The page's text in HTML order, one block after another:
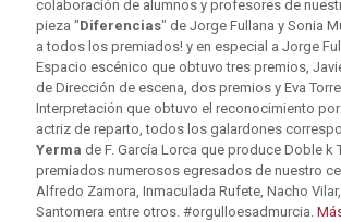
colaboración de alumnos y profesores de
pieza "Diferencias" de Jorge Fullana y Sonia
a todos los premiados! y en especial a Jorge
Espacio escénico que obtuvo tres premios,
de Dirección de escena, dos premios y Eva
Interpretación que obtuvo el reconocimiento
actriz de reparto, todos los galardones
Yerma de F. García Lorca que produce Doble k
premiados numerosos egresados de nuestro
Alfredo Zamora, Inmaculada Rufete, Nacho
Santomera entre otros. #orgulloesadmurcia.